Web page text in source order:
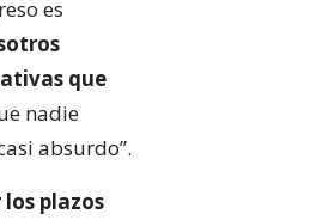
es
que
nadie
absurdo”.
plazos